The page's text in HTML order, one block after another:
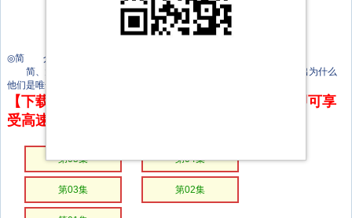
丹·阿布拉莫维奇
◎简 介
简、大卫和灰胡子必须帮助一只走失的小熊猫找到它的母亲，并找出为什么
他们是唯一长着六根手指的熊。
【下载地址】本站专属下载器：点击下方链接 即可享
受高速下载和在线播放 专治迅雷无法下载
第05集 第04集
第03集 第02集